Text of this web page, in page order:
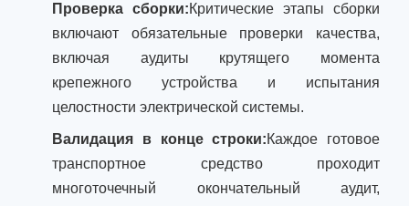
Проверка сборки:Критические этапы сборки
включают обязательные проверки качества,
включая аудиты крутящего момента
крепежного устройства и испытания
целостности электрической системы.
Валидация в конце строки:Каждое готовое
транспортное средство проходит
многоточечный окончательный аудит,